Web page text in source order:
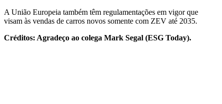
A União Europeia também têm regulamentações em vigor que
visam às vendas de carros novos somente com ZEV até 2035.
Créditos: Agradeço ao colega Mark Segal (ESG Today).